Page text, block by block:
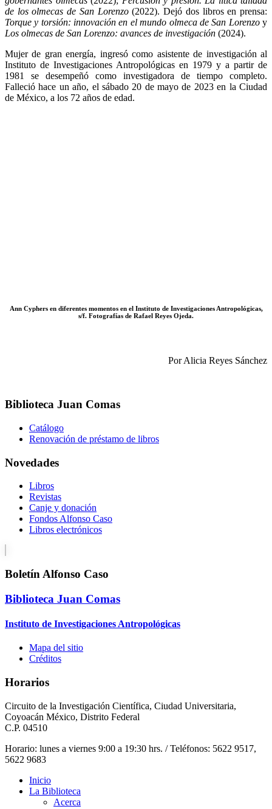
de los olmecas de San Lorenzo(2022). Dejó dos libros en prensa:
Torque y torsión: innovación en el mundo olmeca de San Lorenzoy
Los olmecas de San Lorenzo: avances de investigación (2024).
Mujer de gran energía, ingresó como asistente de investigación al
Instituto de Investigaciones Antropológicas en 1979 y a partir de
1981 se desempeñó como investigadora de tiempo completo.
Falleció hace un año, el sábado 20 de mayo de 2023 en la Ciudad
de México, a los 72 años de edad.
Ann Cyphers en diferentes momentos en el Instituto de Investigaciones Antropológicas,
s/f. Fotografías de Rafael Reyes Ojeda.
Por Alicia Reyes Sánchez
Biblioteca Juan Comas
Catálogo
Renovación de préstamo de libros
Novedades
Libros
Revistas
Canje y donación
Fondos Alfonso Caso
Libros electrónicos
Boletín Alfonso Caso
Biblioteca Juan Comas
Instituto de Investigaciones Antropológicas
Mapa del sitio
Créditos
Horarios
Circuito de la Investigación Científica, Ciudad Universitaria,
Coyoacán México, Distrito Federal
C.P. 04510
Horario: lunes a viernes 9:00 a 19:30 hrs. / Teléfonos: 5622 9517,
5622 9683
Inicio
La Biblioteca
Acerca